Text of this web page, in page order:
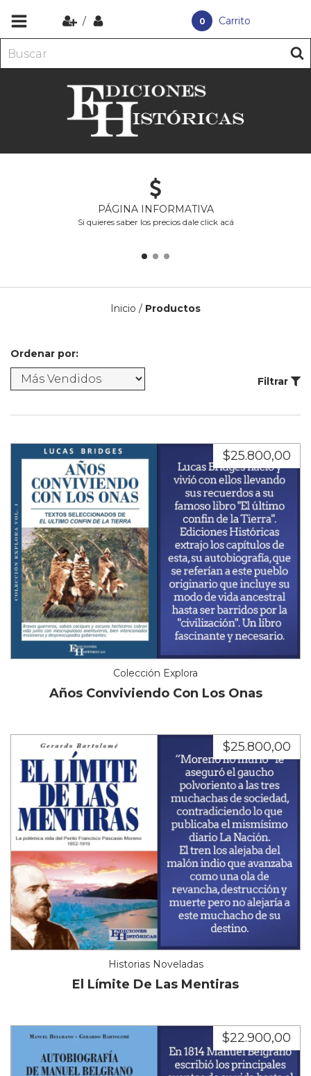
/ 0 Carrito
PÁGINA INFORMATIVA
Si quieres saber los precios dale click acá
Inicio / Productos
Ordenar por:
Filtrar
$25.800,00
Colección Explora
Años Conviviendo Con Los Onas
$25.800,00
Historias Noveladas
El Límite De Las Mentiras
$22.900,00